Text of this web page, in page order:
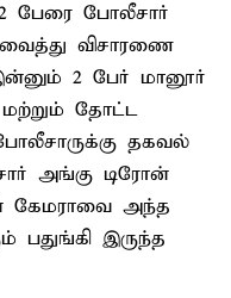
பேரை போலீசார்
விசாரணை
2 பேர் மானூர்
மற்றும் தோட்ட
தகவல்
அங்கு டிரோன்
கேமராவை அந்த
பதுங்கி இருந்த